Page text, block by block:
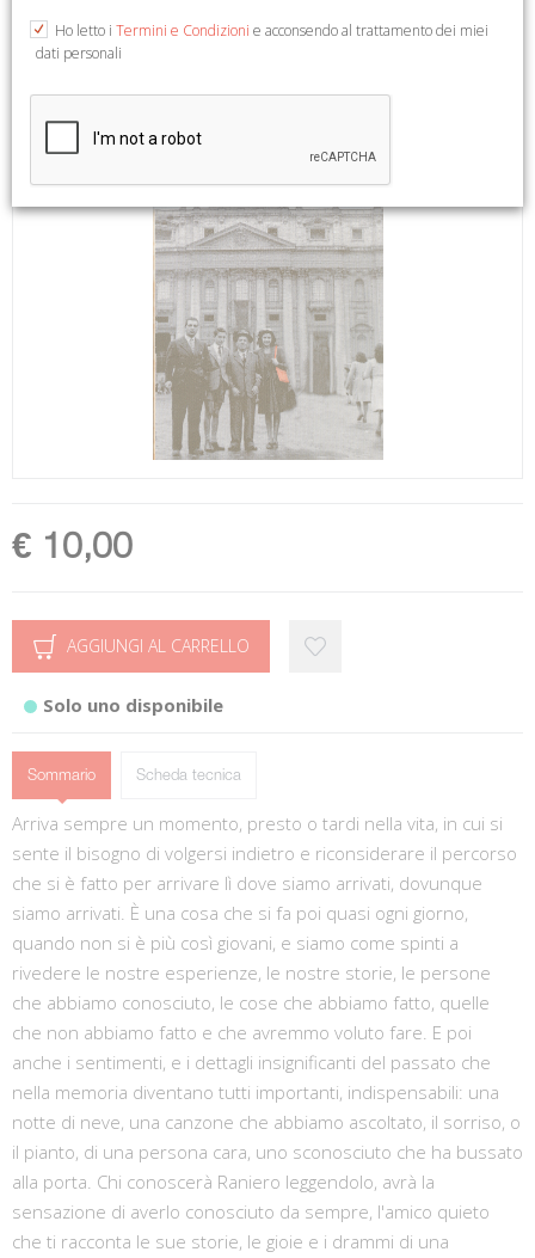
€ 10,00
AGGIUNGI AL CARRELLO
Solo uno disponibile
Sommario Scheda tecnica
Arriva sempre un momento, presto o tardi nella vita, in cui si
sente il bisogno di volgersi indietro e riconsiderare il percorso
che si è fatto per arrivare lì dove siamo arrivati, dovunque
siamo arrivati. È una cosa che si fa poi quasi ogni giorno,
quando non si è più così giovani, e siamo come spinti a
rivedere le nostre esperienze, le nostre storie, le persone
che abbiamo conosciuto, le cose che abbiamo fatto, quelle
che non abbiamo fatto e che avremmo voluto fare. E poi
anche i sentimenti, e i dettagli insignificanti del passato che
nella memoria diventano tutti importanti, indispensabili: una
notte di neve, una canzone che abbiamo ascoltato, il sorriso, o
il pianto, di una persona cara, uno sconosciuto che ha bussato
alla porta. Chi conoscerà Raniero leggendolo, avrà la
sensazione di averlo conosciuto da sempre, l'amico quieto
che ti racconta le sue storie, le gioie e i drammi di una
Ho letto i Termini e Condizioni e acconsendo al trattamento dei miei
dati personali